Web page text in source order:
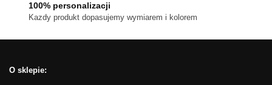
100% personalizacji
Kazdy produkt dopasujemy wymiarem i kolorem
O sklepie: